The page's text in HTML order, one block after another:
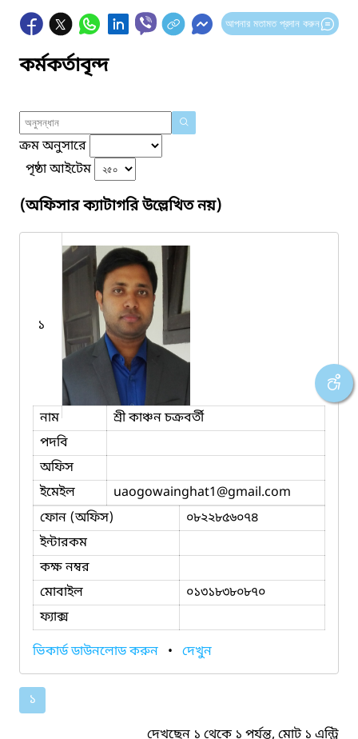
আপনার মতামত প্রদান করুন
কর্মকর্তাবৃন্দ
ক্রম অনুসারে
পৃষ্ঠা আইটেম
(অফিসার ক্যাটাগরি উল্লেখিত নয়)
১
নাম
শ্রী কাঞ্চন চক্রবর্তী
পদবি
অফিস
ইমেইল
uaogowainghat1@gmail.com
ফোন (অফিস)
০৮২২৮৫৬০৭৪
ইন্টারকম
কক্ষ নম্বর
মোবাইল
০১৩১৮৩৮০৮৭০
ফ্যাক্স
ভিকার্ড ডাউনলোড করুন • দেখুন
১
দেখছেন ১ থেকে ১ পর্যন্ত, মোট ১ এন্ট্রি